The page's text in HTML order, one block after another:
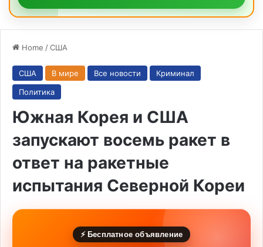
Home /США
США В мире Все новости
Криминал
Политика
Южная Корея и США
запускают восемь ракет в
ответ на ракетные
испытания Северной Кореи
⚡ Бесплатное объявление